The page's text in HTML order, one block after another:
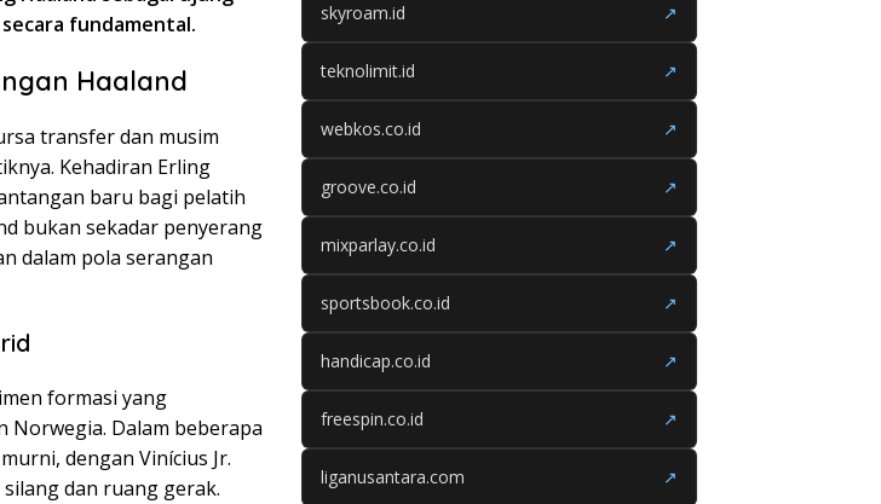
fundamental.
Haaland
transfer dan musim
Kehadiran Erling
baru bagi pelatih
bukan sekadar penyerang
dalam pola serangan
formasi yang
Norwegia. Dalam beberapa
dengan Vinícius Jr.
dan ruang gerak.
skyroam.id ↗
teknolimit.id ↗
webkos.co.id ↗
groove.co.id ↗
mixparlay.co.id ↗
sportsbook.co.id ↗
handicap.co.id ↗
freespin.co.id ↗
liganusantara.com ↗